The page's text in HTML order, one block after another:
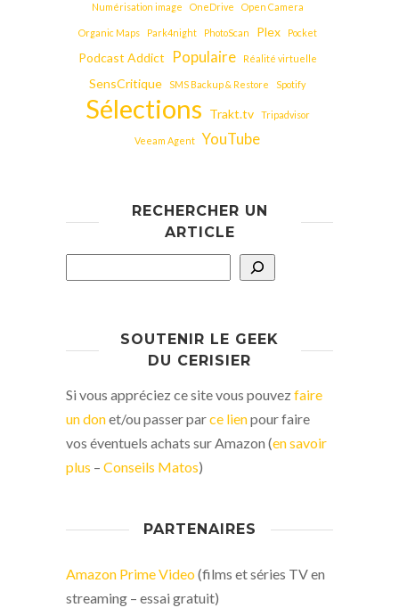
Numérisation image OneDrive Open Camera
Organic Maps Park4night PhotoScan Plex Pocket
Podcast Addict Populaire Réalité virtuelle
SensCritique SMS Backup & Restore Spotify
Sélections Trakt.tv Tripadvisor
Veeam Agent YouTube
RECHERCHER UN
ARTICLE
SOUTENIR LE GEEK
DU CERISIER
Si vous appréciez ce site vous pouvezfaire
un donet/ou passer parce lienpour faire
vos éventuels achats sur Amazon (en savoir
plus – Conseils Matos)
PARTENAIRES
Amazon Prime Video(films et séries TV en
streaming – essai gratuit)